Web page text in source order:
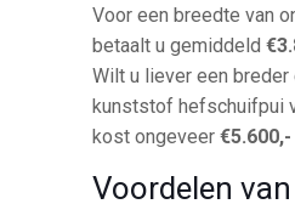
Voor een breedte van
betaalt u gemiddeld
Wilt u liever een breder
kunststof hefschuifpui
kost ongeveer
Voordelen